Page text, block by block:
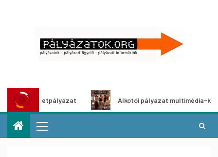
ötletpályázat Alkotói pályázat multimédia-kiállításhoz